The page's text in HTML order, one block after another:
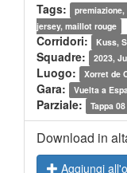
Tags:
jersey, maillot rouge
Corridori: Kuss,
Squadre: 2023,
Luogo: Xorret de
Gara: Vuelta a
Parziale: Tappa
Download in
Aggiungi